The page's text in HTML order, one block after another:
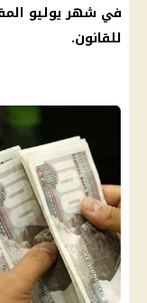
في شهر يوليو
للقانون.